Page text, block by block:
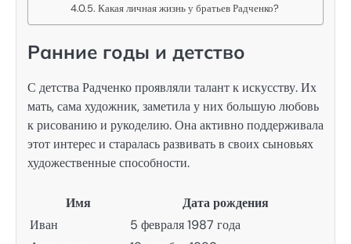
Какая личная жизнь у братьев Радченко?
Ранние годы и детство
С детства Радченко проявляли талант к искусству. Их
мать, сама художник, заметила у них большую любовь
к рисованию и рукоделию. Она активно поддерживала
этот интерес и старалась развивать в своих сыновьях
художественные способности.
Имя
Дата рождения
Иван
5 февраля 1987 года